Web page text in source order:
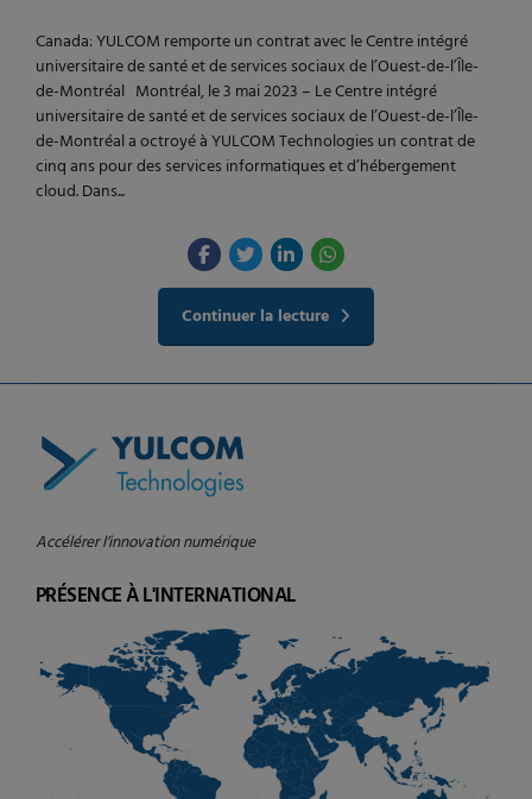
Canada: YULCOM remporte un contrat avec le Centre intégré
universitaire de santé et de services sociaux de l’Ouest-de-l’Île-
de-Montréal Montréal, le 3 mai 2023 – Le Centre intégré
universitaire de santé et de services sociaux de l’Ouest-de-l’Île-
de-Montréal a octroyé à YULCOM Technologies un contrat de
cinq ans pour des services informatiques et d’hébergement
cloud. Dans...
Continuer la lecture
Accélérer l’innovation numérique
PRÉSENCE À L'INTERNATIONAL